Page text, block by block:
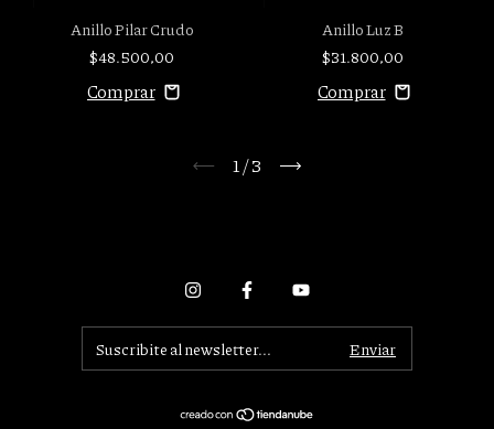
Anillo Pilar Crudo
$48.500,00
Anillo Luz B
$31.800,00
1/3